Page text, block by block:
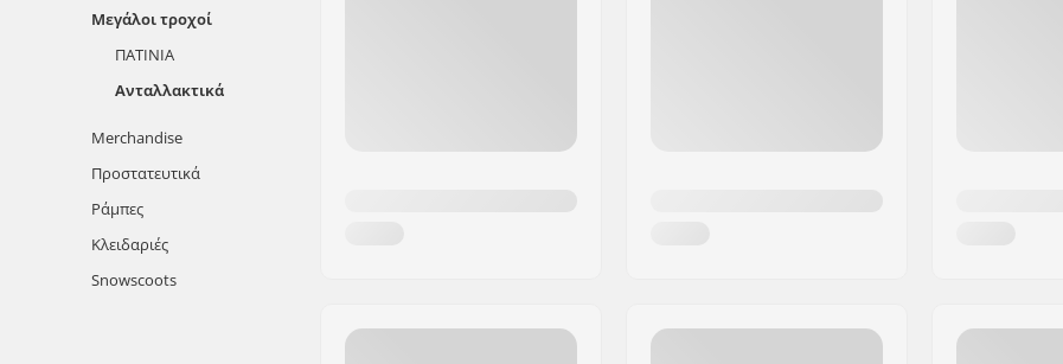
Μεγάλοι τροχοί
ΠΑΤΙΝΙΑ
Ανταλλακτικά
Merchandise
Προστατευτικά
Ράμπες
Κλειδαριές
Snowscoots